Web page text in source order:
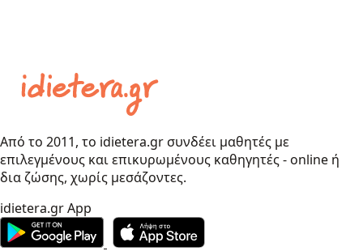
Από το 2011, το idietera.gr συνδέει μαθητές με
επιλεγμένους και επικυρωμένους καθηγητές - online ή
δια ζώσης, χωρίς μεσάζοντες.
idietera.gr App